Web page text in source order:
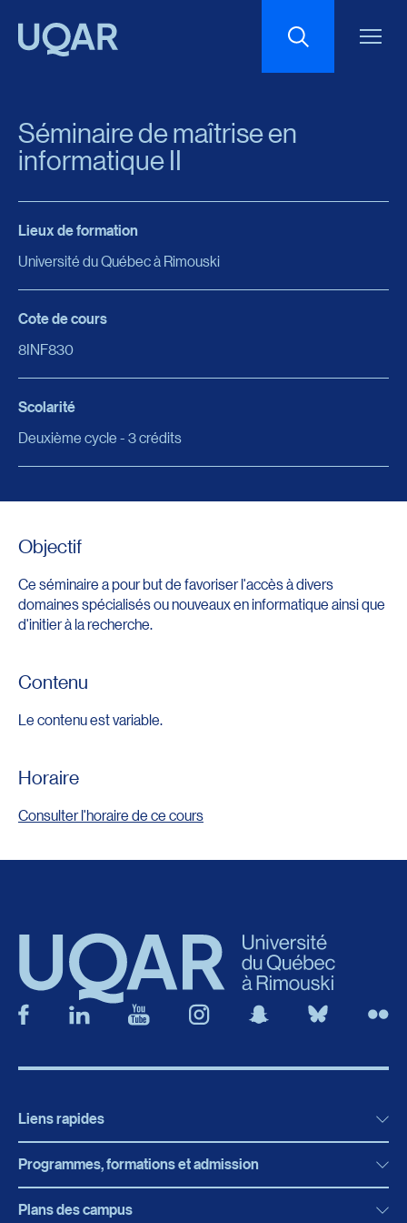
Taille du texte
Interlignage du texte
Espacement du texte
Séminaire de maîtrise en
informatique II
Lieux de formation
Université du Québec à Rimouski
Cote de cours
8INF830
Scolarité
Deuxième cycle - 3 crédits
Objectif
Ce séminaire a pour but de favoriser l'accès à divers
domaines spécialisés ou nouveaux en informatique ainsi que
d'initier à la recherche.
Contenu
Le contenu est variable.
Horaire
Consulter l'horaire de ce cours
Liens rapides
Actualités
Bibliothèque
Programmes, formations et admission
Programmes, formations et admission
Plans des campus